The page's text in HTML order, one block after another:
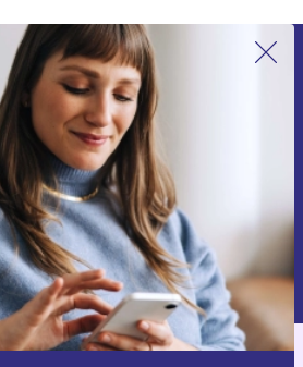
kertaa uutiskirjeen
ja säästä 15 €!
enää yhtäkään tarjousta.
etukuponki
käytöstä löydättietosuojaselosteestamme.